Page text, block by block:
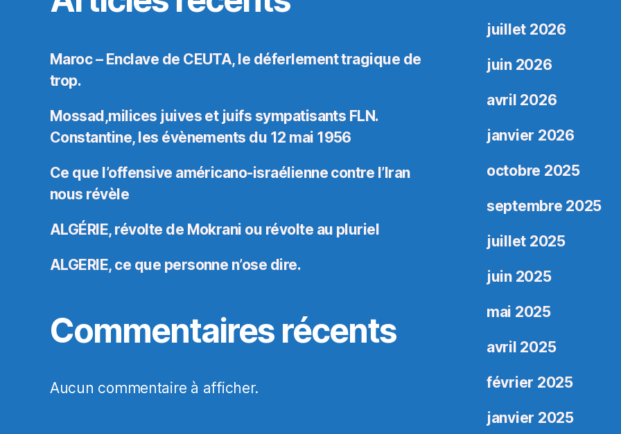
Maroc – Enclave de CEUTA, le déferlement tragique de
trop.
Mossad,milices juives et juifs sympatisants FLN.
Constantine, les évènements du 12 mai 1956
Ce que l’offensive américano-israélienne contre l’Iran
nous révèle
ALGÉRIE, révolte de Mokrani ou révolte au pluriel
ALGERIE, ce que personne n’ose dire.
Commentaires récents
Aucun commentaire à afficher.
juillet 2026
juin 2026
avril 2026
janvier 2026
octobre 2025
septembre 2025
juillet 2025
juin 2025
mai 2025
avril 2025
février 2025
janvier 2025